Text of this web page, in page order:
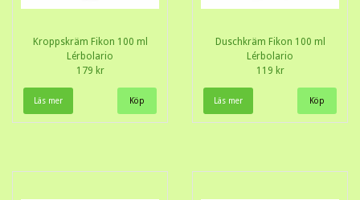
Kroppskräm Fikon 100 ml
Lérbolario
179 kr
Läs mer
Duschkräm Fikon 100 ml
Lérbolario
119 kr
Läs mer